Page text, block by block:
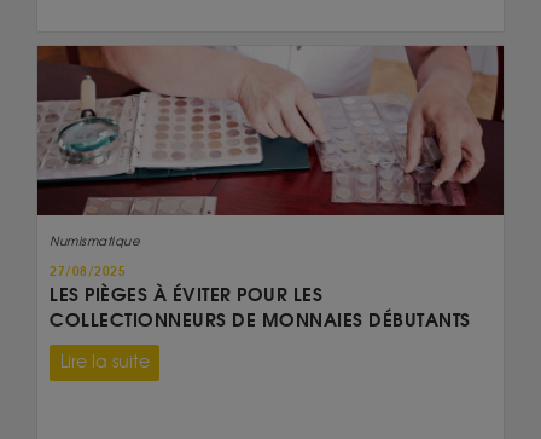
Numismatique
27/08/2025
LES PIÈGES À ÉVITER POUR LES
COLLECTIONNEURS DE MONNAIES DÉBUTANTS
Lire la suite